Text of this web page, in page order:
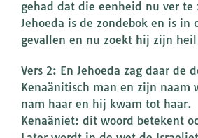
gehad dat die eenheid nu ver te
Jehoeda is de zondebok en is in
gevallen en nu zoekt hij zijn
Vers 2: En Jehoeda zag daar de
Kenaänitisch man en zijn naam
nam haar en hij kwam tot haar.
Kenaäniet: dit woord betekent